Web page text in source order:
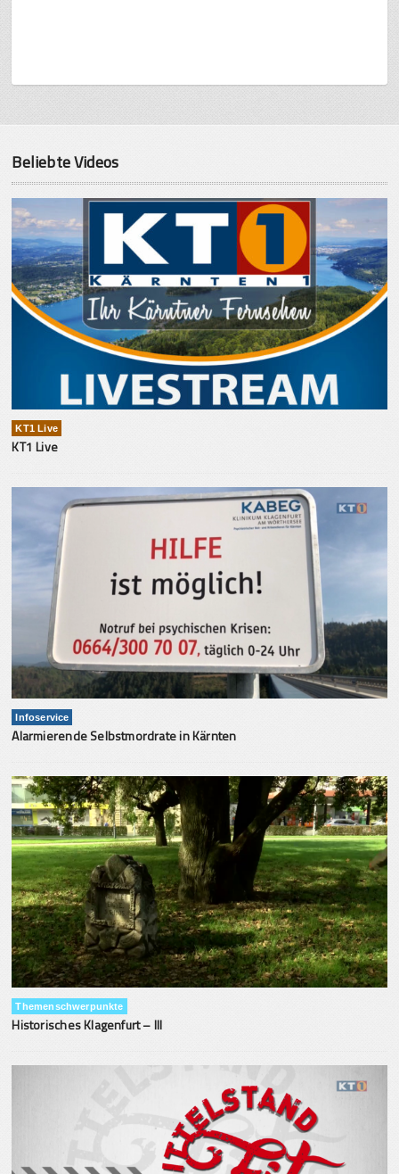
Beliebte Videos
KT1 Live
KT1 Live
Infoservice
Alarmierende Selbstmordrate in Kärnten
Themenschwerpunkte
Historisches Klagenfurt – III